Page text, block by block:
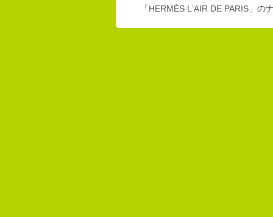
「HERMÈS L‘AIR DE PARIS」